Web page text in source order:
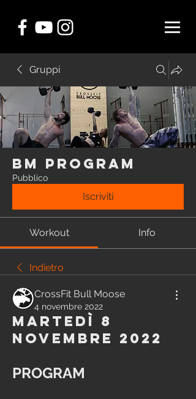
Gruppi
BM Program
Pubblico
Iscriviti
Workout Info
Indietro
CrossFit Bull Moose
4 novembre 2022
Martedì 8
Novembre 2022
PROGRAM